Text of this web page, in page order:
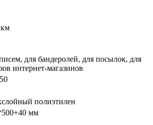
для бандеролей, для посылок, для
интернет-магазинов
полиэтилен
мм